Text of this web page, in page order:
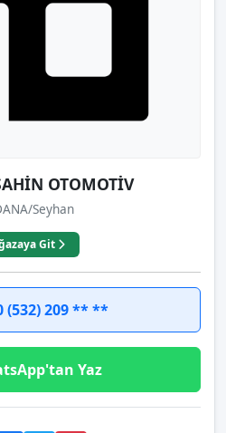
OTOMOTİV
Seyhan
Git
(532) 209 ** **
Yaz